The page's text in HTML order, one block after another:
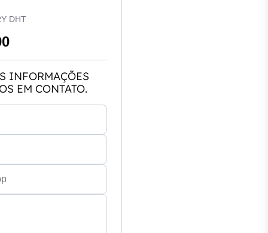
DHT
INFORMAÇÕES
EM CONTATO.